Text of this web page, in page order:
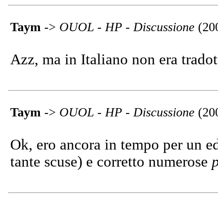
Taym -> OUOL - HP - Discussione
Azz, ma in Italiano non era
Taym -> OUOL - HP - Discussione
Ok, ero ancora in tempo per un
tante scuse) e corretto numerose